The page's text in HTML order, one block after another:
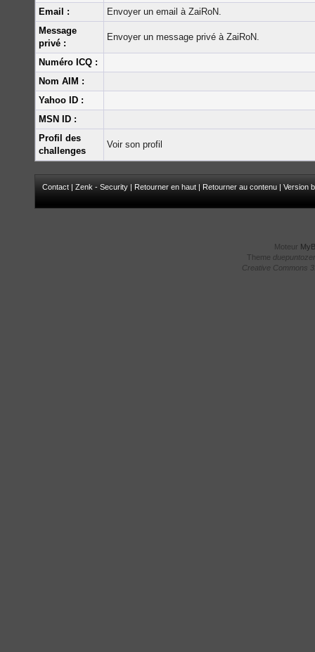
Email :
Envoyer un email à ZaiRoN.
Message
privé :
Envoyer un message privé à ZaiRoN.
Numéro ICQ :
Nom AIM :
Yahoo ID :
MSN ID :
Profil des
challenges
Voir son profil
Contact | Zenk - Security | Retourner en haut | Retourner au contenu | Version
Moteur
Theme
Creative Commons